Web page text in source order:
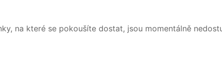
na které se pokoušíte dostat, jsou momentálně